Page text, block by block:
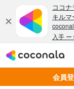
会員